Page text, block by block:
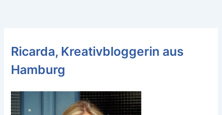
Ricarda, Kreativbloggerin aus
Hamburg